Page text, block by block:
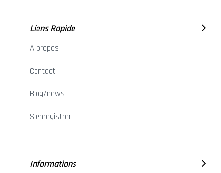
Liens Rapide
A propos
Contact
Blog/news
S'enregistrer
Informations